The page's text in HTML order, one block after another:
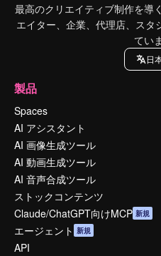
最高のクリエイティブ制作を導
エイター、企業、代理店、スタ
てい
日
製品
Spaces
AI アシスタント
AI 画像生成ツール
AI 動画生成ツール
AI 音声合成ツール
ストックコンテンツ
Claude/ChatGPT向けMCP 新規
エージェント 新規
API